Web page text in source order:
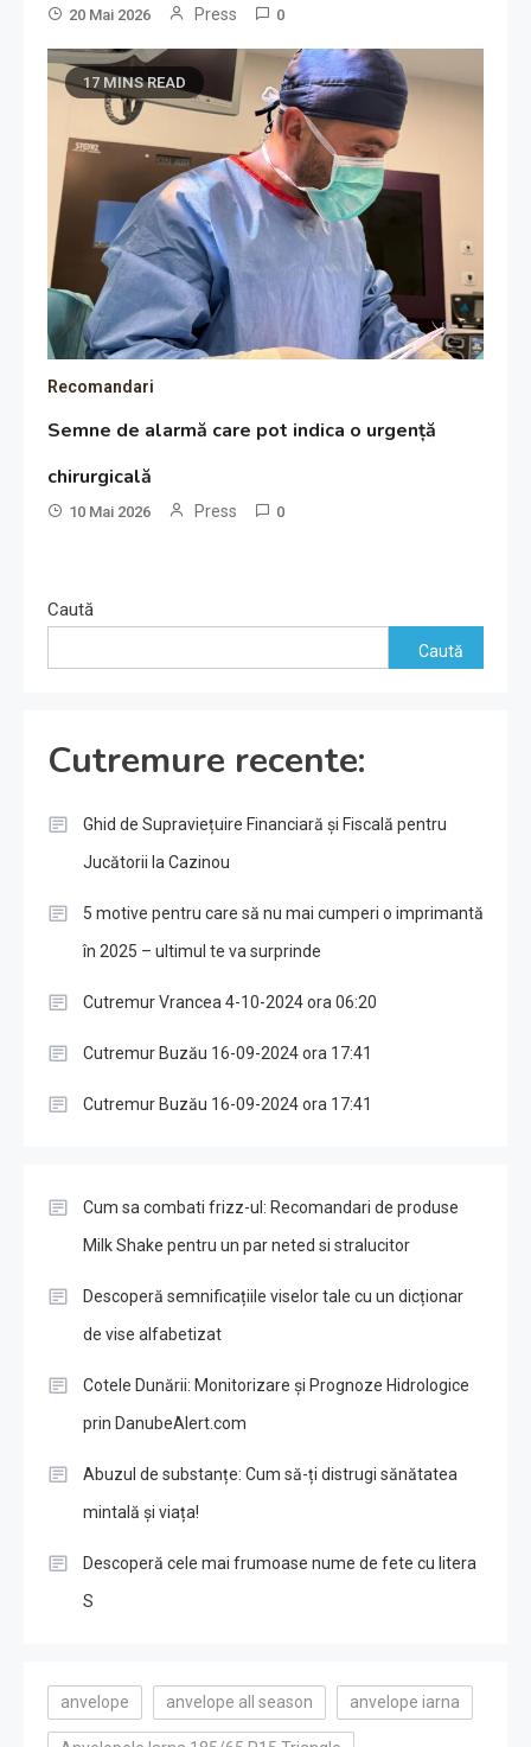
20 Mai 2026 Press 0
17 MINS READ
Recomandari
Semne de alarmă care pot indica o urgență
chirurgicală
10 Mai 2026 Press 0
Caută
Caută
Cutremure recente:
Ghid de Supraviețuire Financiară și Fiscală pentru
Jucătorii la Cazinou
5 motive pentru care să nu mai cumperi o imprimantă
în 2025 – ultimul te va surprinde
Cutremur Vrancea 4-10-2024 ora 06:20
Cutremur Buzău 16-09-2024 ora 17:41
Cutremur Buzău 16-09-2024 ora 17:41
Cum sa combati frizz-ul: Recomandari de produse
Milk Shake pentru un par neted si stralucitor
Descoperă semnificațiile viselor tale cu un dicționar
de vise alfabetizat
Cotele Dunării: Monitorizare și Prognoze Hidrologice
prin DanubeAlert.com
Abuzul de substanțe: Cum să-ți distrugi sănătatea
mintală și viața!
Descoperă cele mai frumoase nume de fete cu litera
S
anvelope anvelope all season anvelope iarna